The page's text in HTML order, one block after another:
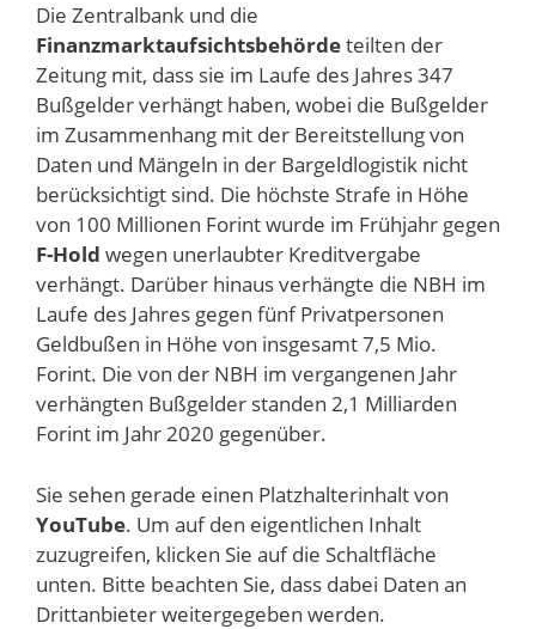
Die Zentralbank und die
Finanzmarktaufsichtsbehördeteilten der
Zeitung mit, dass sie im Laufe des Jahres 347
Bußgelder verhängt haben, wobei die Bußgelder
im Zusammenhang mit der Bereitstellung von
Daten und Mängeln in der Bargeldlogistik nicht
berücksichtigt sind. Die höchste Strafe in Höhe
von 100 Millionen Forint wurde im Frühjahr gegen
F-Hold wegen unerlaubter Kreditvergabe
verhängt. Darüber hinaus verhängte die NBH im
Laufe des Jahres gegen fünf Privatpersonen
Geldbußen in Höhe von insgesamt 7,5 Mio.
Forint. Die von der NBH im vergangenen Jahr
verhängten Bußgelder standen 2,1 Milliarden
Forint im Jahr 2020 gegenüber.
Sie sehen gerade einen Platzhalterinhalt von
YouTube. Um auf den eigentlichen Inhalt
zuzugreifen, klicken Sie auf die Schaltfläche
unten. Bitte beachten Sie, dass dabei Daten an
Drittanbieter weitergegeben werden.